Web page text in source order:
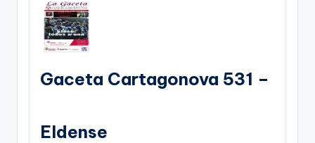
Gaceta Cartagonova 531 –
Eldense